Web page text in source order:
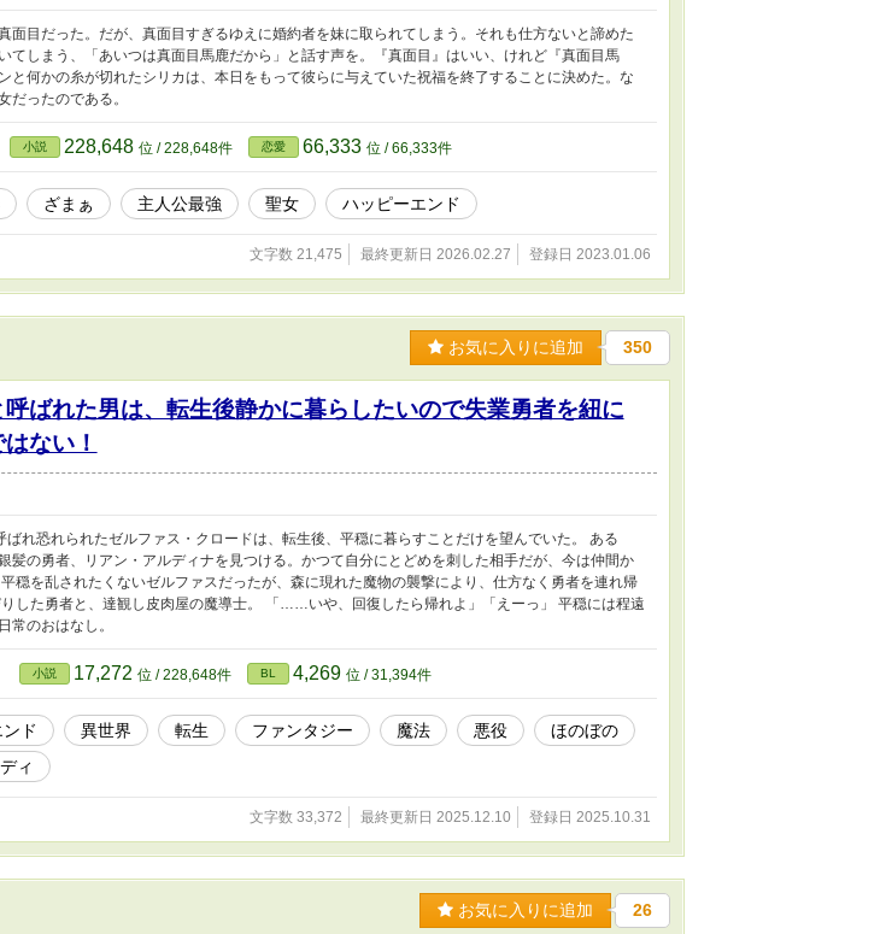
面目だった。だが、真面目すぎるゆえに婚約者を妹に取られてしまう。それも仕方ないと諦めた
てしまう、「あいつは真面目馬鹿だから」と話す声を。『真面目』はいい、けれど『真面目馬
と何かの糸が切れたシリカは、本日をもって彼らに与えていた祝福を終了することに決めた。な
だったのである。
小説 228,648 位 / 228,648件 恋愛 66,333 位 / 66,333件
ざまぁ 主人公最強 聖女 ハッピーエンド
文字数 21,475 最終更新日 2026.02.27 登録日 2023.01.06
お気に入りに追加 350
ばれた男は、転生後静かに暮らしたいので失業勇者を紐に
ない！
ばれ恐れられたゼルファス・クロードは、転生後、平穏に暮らすことだけを望んでいた。 ある
髪の勇者、リアン・アルディナを見つける。かつて自分にとどめを刺した相手だが、今は仲間か
穏を乱されたくないゼルファスだったが、森に現れた魔物の襲撃により、仕方なく勇者を連れ帰
した勇者と、達観し皮肉屋の魔導士。 「……いや、回復したら帰れよ」「えーっ」 平穏には程遠
常のおはなし。
小説 17,272 位 / 228,648件 BL 4,269 位 / 31,394件
ド 異世界 転生 ファンタジー 魔法 悪役
ほのぼの
ィ
文字数 33,372 最終更新日 2025.12.10 登録日 2025.10.31
お気に入りに追加 26